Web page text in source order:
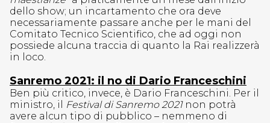
dello show; un incartamento che ora deve
necessariamente passare anche per le mani del
Comitato Tecnico Scientifico, che ad oggi non
possiede alcuna traccia di quanto la Rai realizzerà
in loco.
Sanremo 2021: il no di Dario Franceschini
Ben più critico, invece, è Dario Franceschini. Per il
ministro, il
Festival di Sanremo 2021non potrà
avere alcun tipo di pubblico – nemmeno di